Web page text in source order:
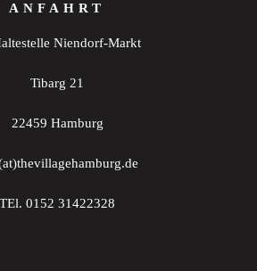
ANFAHRT
Niendorf-Markt
Tibarg 21
22459 Hamburg
TEl. 0152 31422328